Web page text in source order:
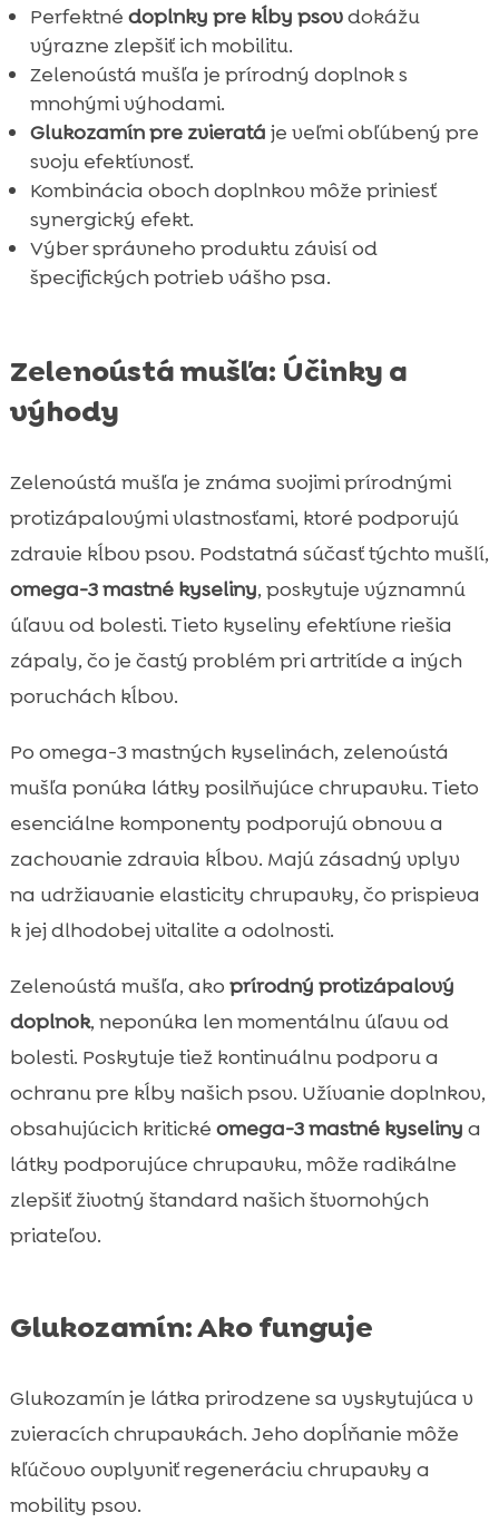
 Starostlivosť o citlivú kožu: Chloé šampón a
balzam

Zelenoústá mušľa vs. Glukozamín: Cena a
dostupnosť
 Čo hovoria majitelia psov? Skúsenosti a
recenzie
Záver
 FAQ
Perfektné doplnky pre kĺby psovdokážu
výrazne zlepšiť ich mobilitu.
Zelenoústá mušľa je prírodný doplnok s
mnohými výhodami.
Glukozamín pre zvieratá je veľmi obľúbený pre
svoju efektívnosť.
Kombinácia oboch doplnkov môže priniesť
synergický efekt.
Výber správneho produktu závisí od
špecifických potrieb vášho psa.
Zelenoústá mušľa: Účinky a
výhody
Zelenoústá mušľa je známa svojimi prírodnými
protizápalovými vlastnosťami, ktoré podporujú
zdravie kĺbov psov. Podstatná súčasť týchto mušlí,
omega-3 mastné kyseliny, poskytuje významnú
úľavu od bolesti. Tieto kyseliny efektívne riešia
zápaly, čo je častý problém pri artritíde a iných
poruchách kĺbov.
Po omega-3 mastných kyselinách, zelenoústá
mušľa ponúka látky posilňujúce chrupavku. Tieto
esenciálne komponenty podporujú obnovu a
zachovanie zdravia kĺbov. Majú zásadný vplyv
na udržiavanie elasticity chrupavky, čo prispieva
k jej dlhodobej vitalite a odolnosti.
Zelenoústá mušľa, ako prírodný protizápalový
doplnok, neponúka len momentálnu úľavu od
bolesti. Poskytuje tiež kontinuálnu podporu a
ochranu pre kĺby našich psov. Užívanie doplnkov,
obsahujúcich kritické omega-3 mastné kyseliny a
látky podporujúce chrupavku, môže radikálne
zlepšiť životný štandard našich štvornohých
priateľov.
Glukozamín: Ako funguje
Glukozamín je látka prirodzene sa vyskytujúca v
zvieracích chrupavkách. Jeho dopĺňanie môže
kľúčovo ovplyvniť regeneráciu chrupavky a
mobility psov.